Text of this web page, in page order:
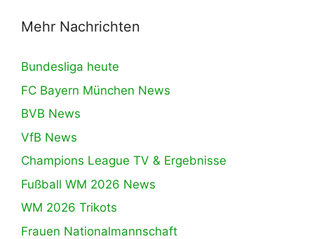
Mehr Nachrichten
Bundesliga heute
FC Bayern München News
BVB News
VfB News
Champions League TV & Ergebnisse
Fußball WM 2026 News
WM 2026 Trikots
Frauen Nationalmannschaft